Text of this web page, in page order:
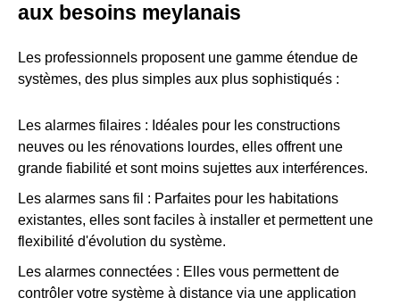
aux besoins meylanais
Les professionnels proposent une gamme étendue de
systèmes, des plus simples aux plus sophistiqués :
Les alarmes filaires : Idéales pour les constructions
neuves ou les rénovations lourdes, elles offrent une
grande fiabilité et sont moins sujettes aux interférences.
Les alarmes sans fil : Parfaites pour les habitations
existantes, elles sont faciles à installer et permettent une
flexibilité d'évolution du système.
Les alarmes connectées : Elles vous permettent de
contrôler votre système à distance via une application